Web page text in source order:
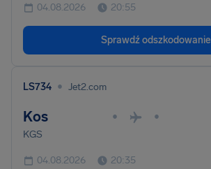
04.08.2026 20:55
Sprawdź odszkodowanie
LS734 • Jet2.com
Kos • •
KGS
04.08.2026 20:35